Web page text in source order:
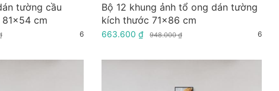
tường cầu
cm
6
Bộ 12 khung ảnh tổ ong dán tường
kích thước 71x86 cm
663.600 ₫ 948.000 ₫ 6